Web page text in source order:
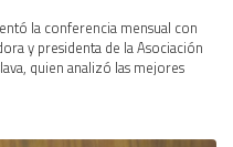
la conferencia mensual con
y presidenta de la Asociación
quien analizó las mejores
La coordinación del
de Comunicación e